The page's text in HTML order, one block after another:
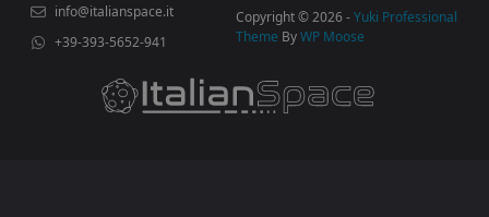
info@italianspace.it
+39-393-5652-941
Copyright © 2026 -Yuki Professional
Theme ByWP Moose